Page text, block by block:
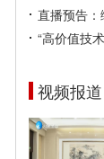
直播预告：
“高价值技
视频报道